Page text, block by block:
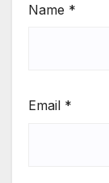
Name *
Email *